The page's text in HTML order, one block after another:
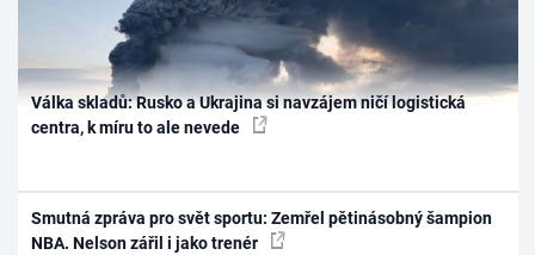
Válka skladů: Rusko a Ukrajina si navzájem ničí logistická
centra, k míru to ale nevede
Smutná zpráva pro svět sportu: Zemřel pětinásobný šampion
NBA. Nelson zářil i jako trenér